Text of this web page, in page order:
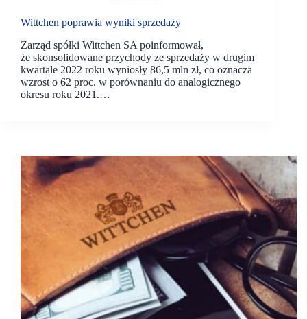
Wittchen poprawia wyniki sprzedaży
Zarząd spółki Wittchen SA poinformował,
że skonsolidowane przychody ze sprzedaży w drugim
kwartale 2022 roku wyniosły 86,5 mln zł, co oznacza
wzrost o 62 proc. w porównaniu do analogicznego
okresu roku 2021.…